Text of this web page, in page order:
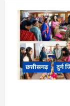
छत्तीसगढ़ दुर्ग